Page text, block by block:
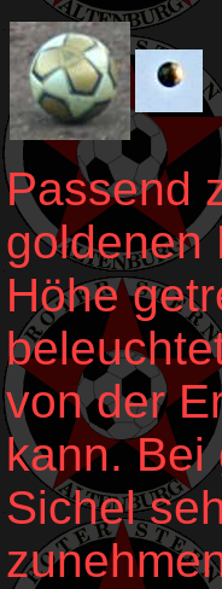
Passend
goldenen
Höhe
von der
kann. Bei
Sichel